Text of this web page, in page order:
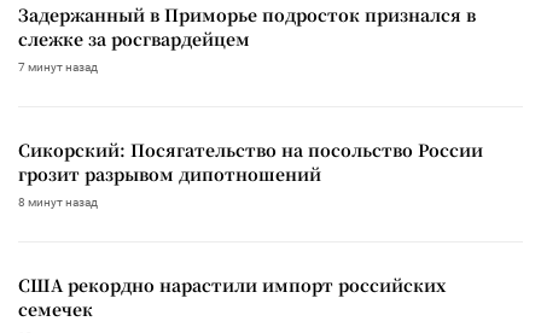
Задержанный в Приморье подросток признался в
слежке за росгвардейцем
7 минут назад
Сикорский: Посягательство на посольство России
грозит разрывом дипотношений
8 минут назад
США рекордно нарастили импорт российских
семечек